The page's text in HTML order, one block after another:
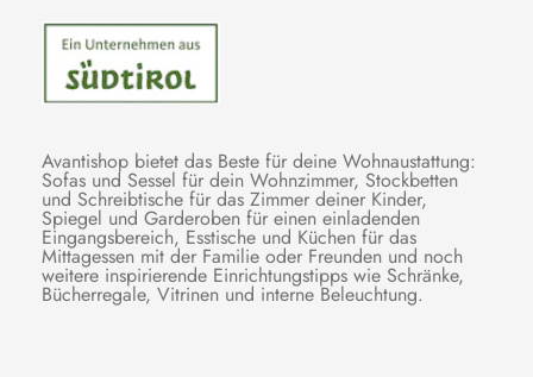
Avantishop bietet das Beste für deine Wohnaustattung:
Sofas und Sessel für dein Wohnzimmer, Stockbetten
und Schreibtische für das Zimmer deiner Kinder,
Spiegel und Garderoben für einen einladenden
Eingangsbereich, Esstische und Küchen für das
Mittagessen mit der Familie oder Freunden und noch
weitere inspirierende Einrichtungstipps wie Schränke,
Bücherregale, Vitrinen und interne Beleuchtung.